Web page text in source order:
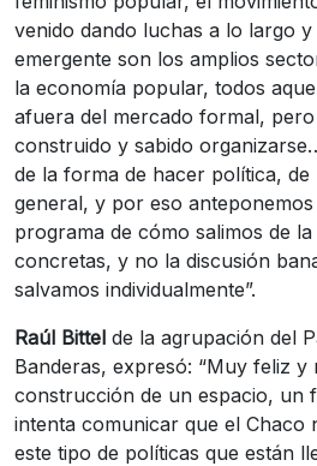
venido dando luchas a lo largo
emergente son los amplios
la economía popular, todos
afuera del mercado formal,
construido y sabido
de la forma de hacer política, de
general, y por eso
programa de cómo salimos de
concretas, y no la discusión
salvamos individualmente”.
Raúl Bittel de la agrupación del
Banderas, expresó: “Muy feliz
construcción de un espacio, un
intenta comunicar que el Chaco
este tipo de políticas que están